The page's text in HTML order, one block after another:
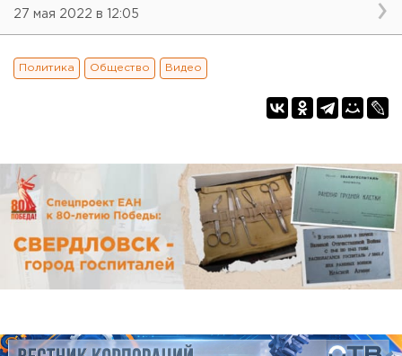
27 мая 2022 в 12:05
Политика Общество Видео